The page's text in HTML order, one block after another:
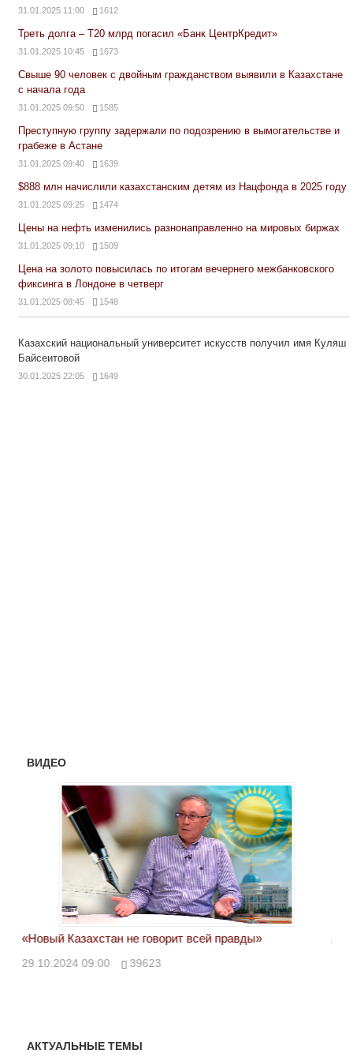
31.01.2025 11:00 1612
Треть долга – Т20 млрд погасил «Банк ЦентрКредит»
31.01.2025 10:45 1673
Свыше 90 человек с двойным гражданством выявили в Казахстане
с начала года
31.01.2025 09:50 1585
Преступную группу задержали по подозрению в вымогательстве и
грабеже в Астане
31.01.2025 09:40 1639
$888 млн начислили казахстанским детям из Нацфонда в 2025 году
31.01.2025 09:25 1474
Цены на нефть изменились разнонаправленно на мировых биржах
31.01.2025 09:10 1509
Цена на золото повысилась по итогам вечернего межбанковского
фиксинга в Лондоне в четверг
31.01.2025 08:45 1548
Казахский национальный университет искусств получил имя Куляш
Байсеитовой
30.01.2025 22:05 1649
ВИДЕО
«Новый Казахстан не говорит всей правды»
29.10.2024 09:00 39623
АКТУАЛЬНЫЕ ТЕМЫ